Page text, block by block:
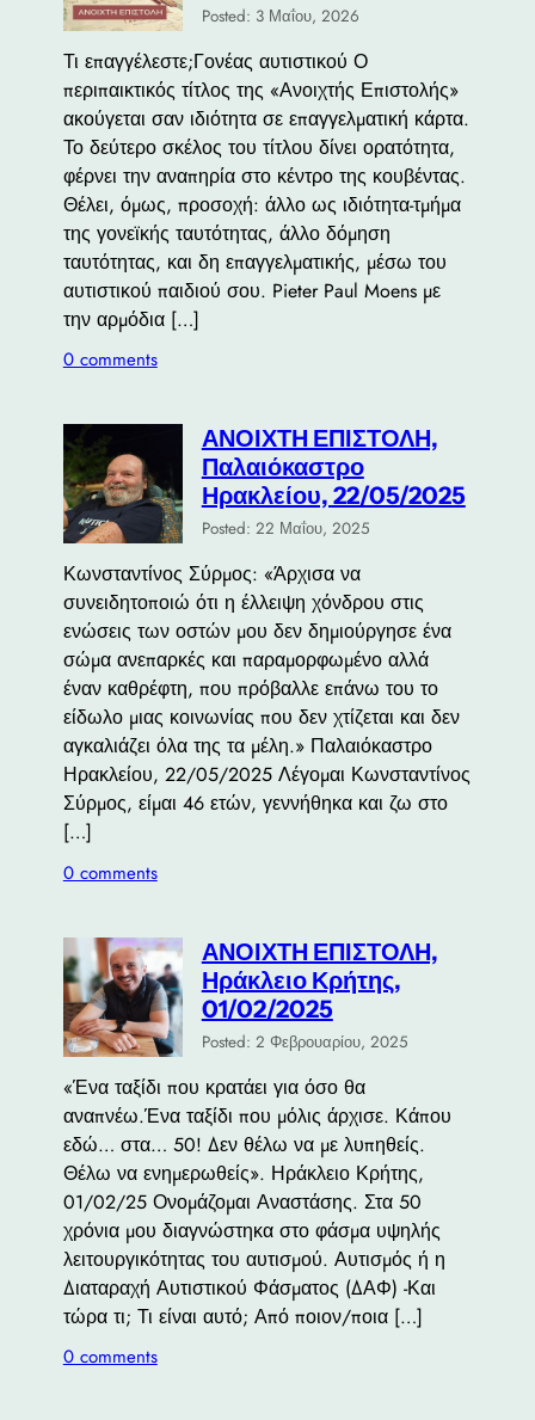
Posted: 3 Μαΐου, 2026
Τι επαγγέλεστε;Γονέας αυτιστικού Ο
περιπαικτικός τίτλος της «Ανοιχτής Επιστολής»
ακούγεται σαν ιδιότητα σε επαγγελματική κάρτα.
Το δεύτερο σκέλος του τίτλου δίνει ορατότητα,
φέρνει την αναπηρία στο κέντρο της κουβέντας.
Θέλει, όμως, προσοχή: άλλο ως ιδιότητα-τμήμα
της γονεϊκής ταυτότητας, άλλο δόμηση
ταυτότητας, και δη επαγγελματικής, μέσω του
αυτιστικού παιδιού σου. Pieter Paul Moens με
την αρμόδια […]
0 comments
ΑΝΟΙΧΤΗ ΕΠΙΣΤΟΛΗ,
Παλαιόκαστρο
Ηρακλείου, 22/05/2025
Posted: 22 Μαΐου, 2025
Κωνσταντίνος Σύρμος: «Άρχισα να
συνειδητοποιώ ότι η έλλειψη χόνδρου στις
ενώσεις των οστών μου δεν δημιούργησε ένα
σώμα ανεπαρκές και παραμορφωμένο αλλά
έναν καθρέφτη, που πρόβαλλε επάνω του το
είδωλο μιας κοινωνίας που δεν χτίζεται και δεν
αγκαλιάζει όλα της τα μέλη.» Παλαιόκαστρο
Ηρακλείου, 22/05/2025 Λέγομαι Κωνσταντίνος
Σύρμος, είμαι 46 ετών, γεννήθηκα και ζω στο
[…]
0 comments
ΑΝΟΙΧΤΗ ΕΠΙΣΤΟΛΗ,
Ηράκλειο Κρήτης,
01/02/2025
Posted: 2 Φεβρουαρίου, 2025
«Ένα ταξίδι που κρατάει για όσο θα
αναπνέω.Ένα ταξίδι που μόλις άρχισε. Κάπου
εδώ… στα… 50! Δεν θέλω να με λυπηθείς.
Θέλω να ενημερωθείς». Ηράκλειο Κρήτης,
01/02/25 Ονομάζομαι Αναστάσης. Στα 50
χρόνια μου διαγνώστηκα στο φάσμα υψηλής
λειτουργικότητας του αυτισμού. Αυτισμός ή η
Διαταραχή Αυτιστικού Φάσματος (ΔΑΦ) -Και
τώρα τι; Τι είναι αυτό; Από ποιον/ποια […]
0 comments